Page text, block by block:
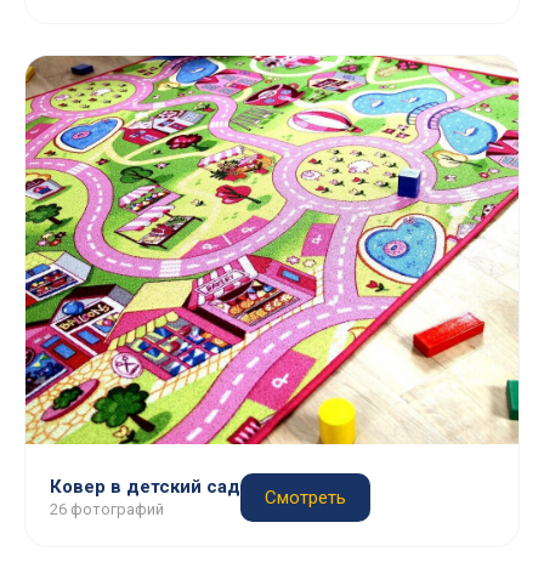
Ковер в детский сад
26 фотографий
Смотреть